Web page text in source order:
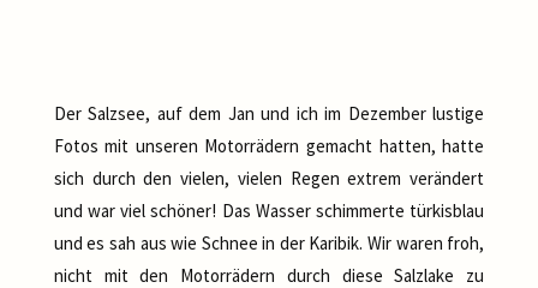
Der Salzsee, auf dem Jan und ich im Dezember lustige
Fotos mit unseren Motorrädern gemacht hatten, hatte
sich durch den vielen, vielen Regen extrem verändert
und war viel schöner! Das Wasser schimmerte türkisblau
und es sah aus wie Schnee in der Karibik. Wir waren froh,
nicht mit den Motorrädern durch diese Salzlake zu